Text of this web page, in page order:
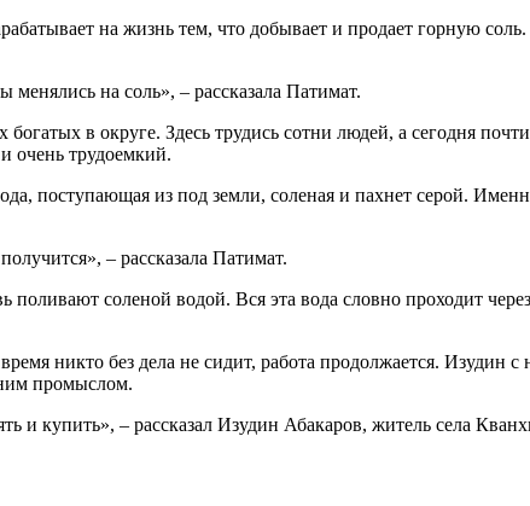
на жизнь тем, что добывает и продает горную
на соль», – рассказала Патимат.
в округе. Здесь трудись сотни людей, а сегодня
очень трудоемкий.
поступающая из под земли, соленая и пахнет серой.
– рассказала Патимат.
соленой водой. Вся эта вода словно проходит
никто без дела не сидит, работа продолжается. Изудин с
промыслом.
и купить», – рассказал Изудин Абакаров, житель села